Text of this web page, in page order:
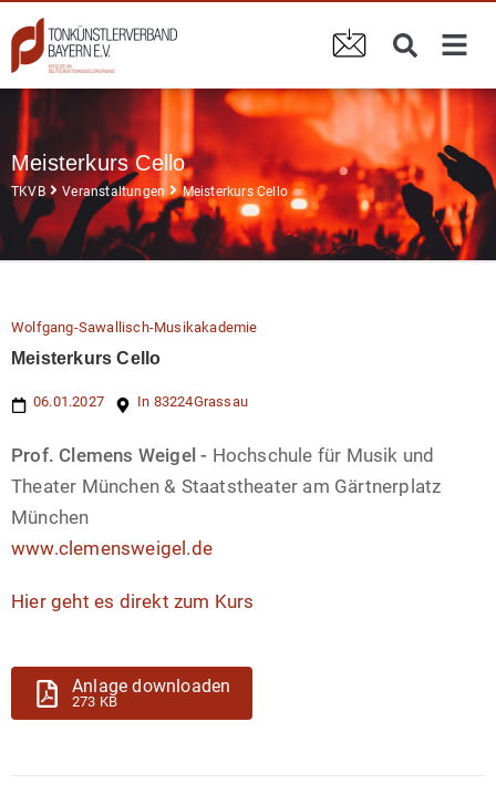
Meisterkurs Cello
TKVB Veranstaltungen Meisterkurs Cello
Wolfgang-Sawallisch-Musikakademie
Meisterkurs Cello
06.01.2027 In 83224Grassau
Prof. Clemens Weigel - Hochschule für Musik und
Theater München & Staatstheater am Gärtnerplatz
München
www.clemensweigel.de
Hier geht es direkt zum Kurs
Anlage downloaden
273 KB